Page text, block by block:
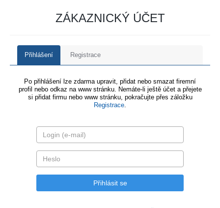
ZÁKAZNICKÝ ÚČET
Přihlášení Registrace
Po přihlášení lze zdarma upravit, přidat nebo smazat firemní
profil nebo odkaz na www stránku. Nemáte-li ještě účet a přejete
si přidat firmu nebo www stránku, pokračujte přes záložku
Registrace.